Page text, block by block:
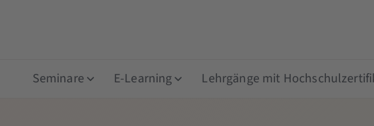
Seminare E-Learning Lehrgänge mit